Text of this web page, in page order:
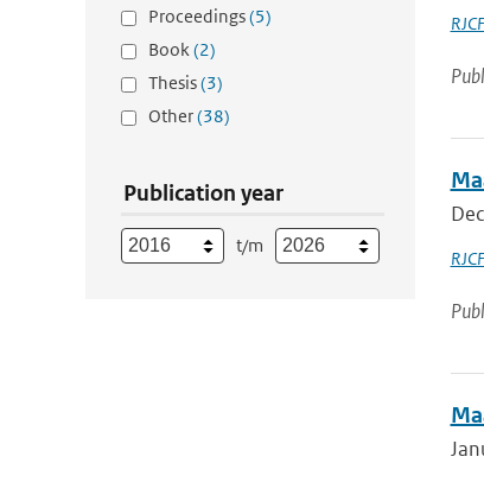
Proceedings(5)
Book(2)
Thesis(3)
Other(38)
Publication year
t/m